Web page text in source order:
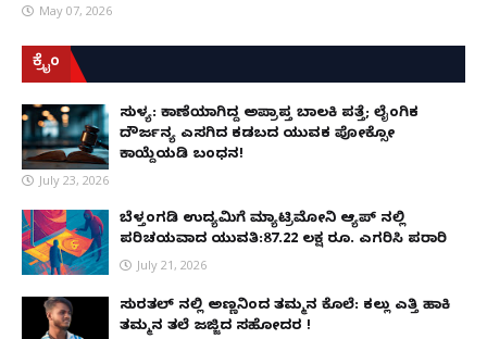
May 07, 2026
ಕ್ರೈಂ
ಸುಳ್ಯ: ಕಾಣೆಯಾಗಿದ್ದ ಅಪ್ರಾಪ್ತ ಬಾಲಕಿ ಪತ್ತೆ; ಲೈಂಗಿಕ
ದೌರ್ಜನ್ಯ ಎಸಗಿದ ಕಡಬದ ಯುವಕ ಪೋಕ್ಸೋ
ಕಾಯ್ದೆಯಡಿ ಬಂಧನ!
July 23, 2026
ಬೆಳ್ತಂಗಡಿ ಉದ್ಯಮಿಗೆ ಮ್ಯಾಟ್ರಿಮೋನಿ ಆ್ಯಪ್ ನಲ್ಲಿ
ಪರಿಚಯವಾದ ಯುವತಿ:87.22 ಲಕ್ಷ ರೂ. ಎಗರಿಸಿ ಪರಾರಿ
July 21, 2026
ಸುರತ್ಕಲ್ ನಲ್ಲಿ ಅಣ್ಣನಿಂದ ತಮ್ಮನ ಕೊಲೆ: ಕಲ್ಲು ಎತ್ತಿ ಹಾಕಿ
ತಮ್ಮನ ತಲೆ ಜಜ್ಜಿದ ಸಹೋದರ !